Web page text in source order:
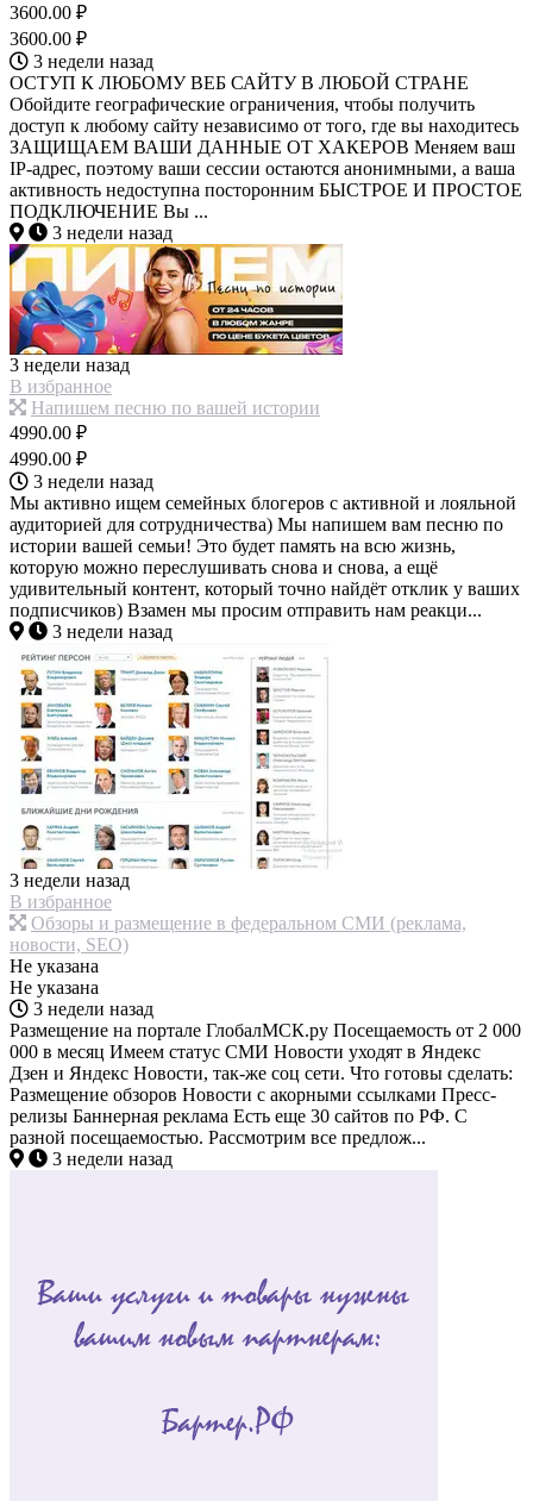
3600.00 ₽
3600.00 ₽
3 недели назад
ОСТУП К ЛЮБОМУ ВЕБ САЙТУ В ЛЮБОЙ СТРАНЕ
Обойдите географические ограничения, чтобы получить
доступ к любому сайту независимо от того, где вы находитесь
ЗАЩИЩАЕМ ВАШИ ДАННЫЕ ОТ ХАКЕРОВ Меняем ваш
IP-адрес, поэтому ваши сессии остаются анонимными, а ваша
активность недоступна посторонним БЫСТРОЕ И ПРОСТОЕ
ПОДКЛЮЧЕНИЕ Вы ...
3 недели назад
3 недели назад
В избранное
Напишем песню по вашей истории
4990.00 ₽
4990.00 ₽
3 недели назад
Мы активно ищем семейных блогеров с активной и лояльной
аудиторией для сотрудничества) Мы напишем вам песню по
истории вашей семьи! Это будет память на всю жизнь,
которую можно переслушивать снова и снова, а ещё
удивительный контент, который точно найдёт отклик у ваших
подписчиков) Взамен мы просим отправить нам реакци...
3 недели назад
3 недели назад
В избранное
Обзоры и размещение в федеральном СМИ (реклама,
новости, SEO)
Не указана
Не указана
3 недели назад
Размещение на портале ГлобалМСК.ру Посещаемость от 2 000
000 в месяц Имеем статус СМИ Новости уходят в Яндекс
Дзен и Яндекс Новости, так-же соц сети. Что готовы сделать:
Размещение обзоров Новости с акорными ссылками Пресс-
релизы Баннерная реклама Есть еще 30 сайтов по РФ. С
разной посещаемостью. Рассмотрим все предлож...
3 недели назад